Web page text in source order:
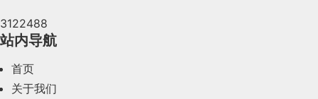
2024年4月(44)
2024年2月(58)
3122488
站内导航
首页
关于我们